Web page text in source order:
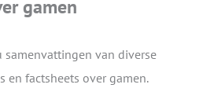
gamen
samenvattingen van diverse
en factsheets over gamen.